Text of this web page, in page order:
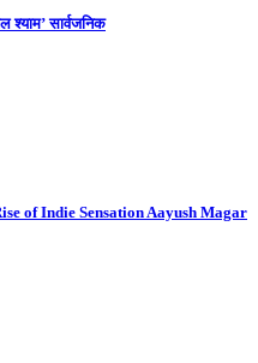
श्याम’ सार्वजनिक
of Indie Sensation Aayush Magar